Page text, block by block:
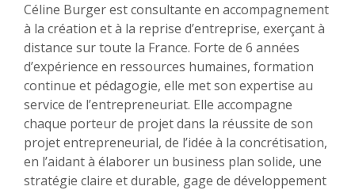
Céline Burger est consultante en accompagnement
à la création et à la reprise d’entreprise, exerçant à
distance sur toute la France. Forte de 6 années
d’expérience en ressources humaines, formation
continue et pédagogie, elle met son expertise au
service de l’entrepreneuriat. Elle accompagne
chaque porteur de projet dans la réussite de son
projet entrepreneurial, de l’idée à la concrétisation,
en l’aidant à élaborer un business plan solide, une
stratégie claire et durable, gage de développement